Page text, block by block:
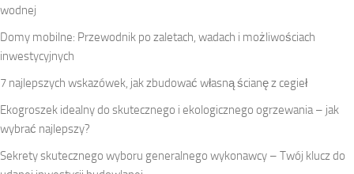
wodnej
Domy mobilne: Przewodnik po zaletach, wadach i możliwościach
inwestycyjnych
7 najlepszych wskazówek, jak zbudować własną ścianę z cegieł
Ekogroszek idealny do skutecznego i ekologicznego ogrzewania – jak
wybrać najlepszy?
Sekrety skutecznego wyboru generalnego wykonawcy – Twój klucz do